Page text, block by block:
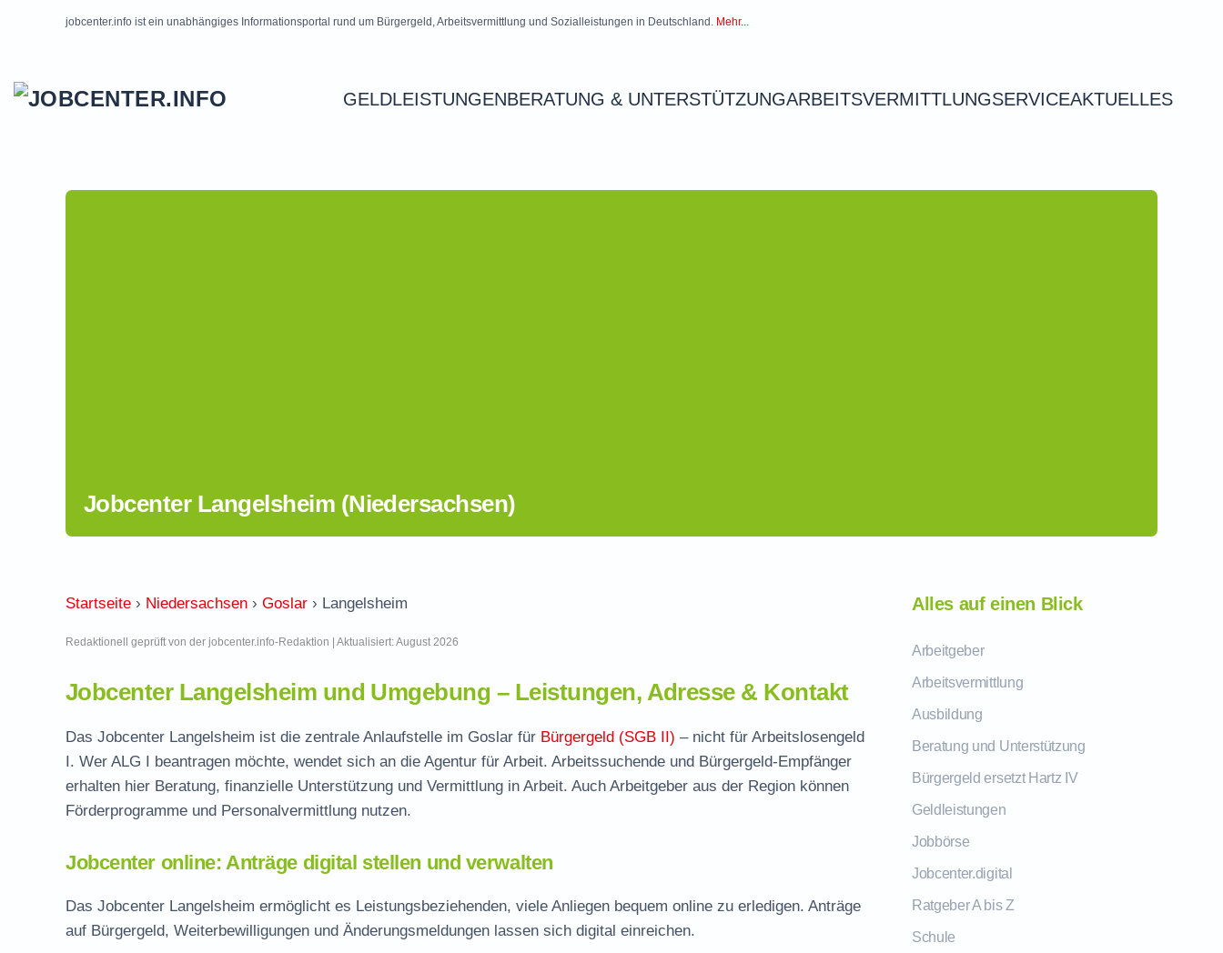
jobcenter.info ist ein unabhängiges Informationsportal rund um Bürgergeld, Arbeitsvermittlung und Sozialleistungen in Deutschland. Mehr...
GELDLEISTUNGENBERATUNG & UNTERSTÜTZUNGARBEITSVERMITTLUNGSERVICEAKTUELLES
Jobcenter Langelsheim (Niedersachsen)
Startseite › Niedersachsen › Goslar › Langelsheim
Redaktionell geprüft von der jobcenter.info-Redaktion | Aktualisiert: August 2026
Jobcenter Langelsheim und Umgebung – Leistungen, Adresse & Kontakt
Das Jobcenter Langelsheim ist die zentrale Anlaufstelle im Goslar für Bürgergeld (SGB II) – nicht für Arbeitslosengeld
I. Wer ALG I beantragen möchte, wendet sich an die Agentur für Arbeit. Arbeitssuchende und Bürgergeld-Empfänger
erhalten hier Beratung, finanzielle Unterstützung und Vermittlung in Arbeit. Auch Arbeitgeber aus der Region können
Förderprogramme und Personalvermittlung nutzen.
Jobcenter online: Anträge digital stellen und verwalten
Das Jobcenter Langelsheim ermöglicht es Leistungsbeziehenden, viele Anliegen bequem online zu erledigen. Anträge
auf Bürgergeld, Weiterbewilligungen und Änderungsmeldungen lassen sich digital einreichen.
Alles auf einen Blick
Arbeitgeber
Arbeitsvermittlung
Ausbildung
Beratung und Unterstützung
Bürgergeld ersetzt Hartz IV
Geldleistungen
Jobbörse
Jobcenter.digital
Ratgeber A bis Z
Schule